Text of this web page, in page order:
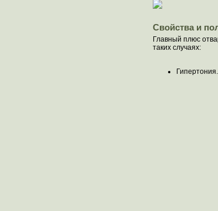
Свойства и
Главный плюс
таких случаях: